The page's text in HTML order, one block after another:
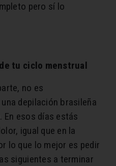
pero sí lo
tu ciclo menstrual
no es
depilación brasileña
En esos días estás
igual que en la
lo que lo mejor es pedir
siguientes a terminar